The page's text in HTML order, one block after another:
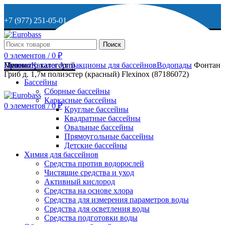
+7 (977) 251-05-01
+7 (929) 615-63-95
МО, г. Дмитров, ул. Веретенникова, д. 9
ОСТАВИТЬ ЗАЯВКУ
+7 (977) 251-05-01
Поиск
0 элементов / 0 ₽
Меню
0 элементов / 0₽
Просмотр категорий
Бассейны
Сборные бассейны
Каркасные бассейны
Круглые бассейны
Квадратные бассейны
Овальные бассейны
Прямоугольные бассейны
Детские бассейны
Химия для бассейнов
Средства против водорослей
Чистящие средства и уход
Активный кислород
Средства на основе хлора
Средства для измерения параметров воды
Средства для осветления воды
Средства подготовки воды
ГлавнаяКаталогАттракционы для бассейновВодопады Фонтан
Гриб д. 1,7м полиэстер (красный) Flexinox (87186072)